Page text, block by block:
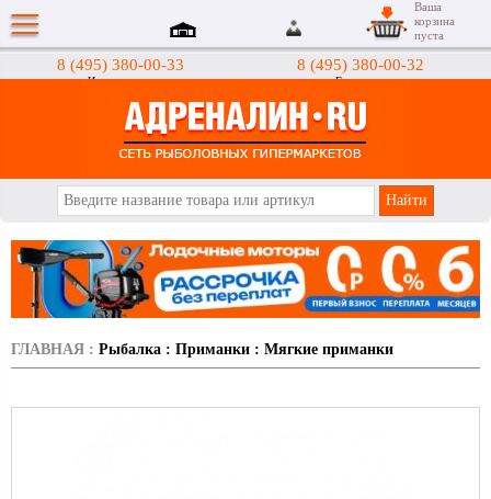
8 (495) 380-00-33
Интернет-магазин
8 (495) 380-00-32
Гипермаркеты
Ваша
корзина
пуста
ГЛАВНАЯ : Рыбалка : Приманки : Мягкие приманки